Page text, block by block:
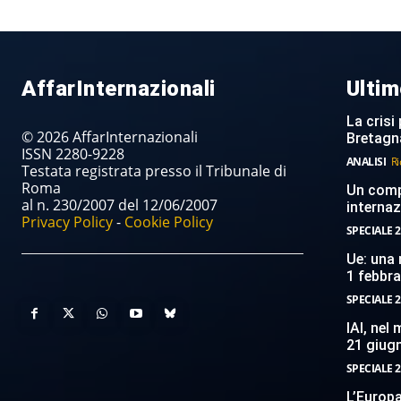
AffarInternazionali
© 2026 AffarInternazionali
ISSN 2280-9228
Testata registrata presso il Tribunale di
Roma
al n. 230/2007 del 12/06/2007
Privacy Policy- Cookie Policy
La crisi
ANALISI
Un
SPECIALE
Ue:
1
SPECIALE
IAI, nel
21
SPECIALE